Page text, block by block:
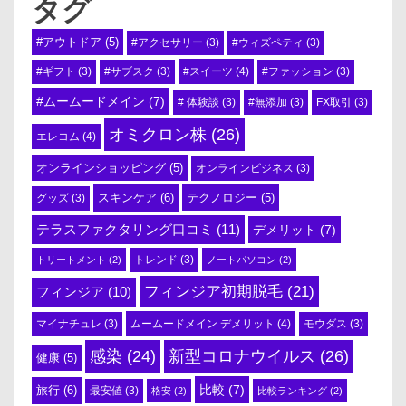
タグ
#アウトドア (5) #アクセサリー (3) #ウィズペティ (3)
#ギフト (3) #サブスク (3) #スイーツ (4) #ファッション (3)
#ムームードメイン (7) # 体験談 (3) #無添加 (3) FX取引 (3)
エレコム (4) オミクロン株 (26)
オンラインショッピング (5) オンラインビジネス (3)
グッズ (3) スキンケア (6) テクノロジー (5)
テラスファクタリング口コミ (11) デメリット (7)
トリートメント (2) トレンド (3) ノートパソコン (2)
フィンジア (10) フィンジア初期脱毛 (21)
マイナチュレ (3) ムームードメイン デメリット (4) モウダス (3)
健康 (5) 感染 (24) 新型コロナウイルス (26)
旅行 (6) 最安値 (3) 格安 (2) 比較 (7) 比較ランキング (2)